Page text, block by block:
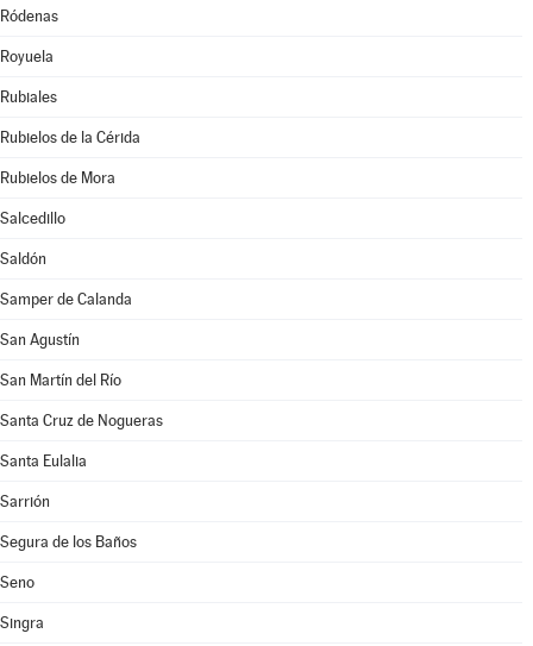
Ródenas
Royuela
Rubiales
Rubielos de la Cérida
Rubielos de Mora
Salcedillo
Saldón
Samper de Calanda
San Agustín
San Martín del Río
Santa Cruz de Nogueras
Santa Eulalia
Sarrión
Segura de los Baños
Seno
Singra